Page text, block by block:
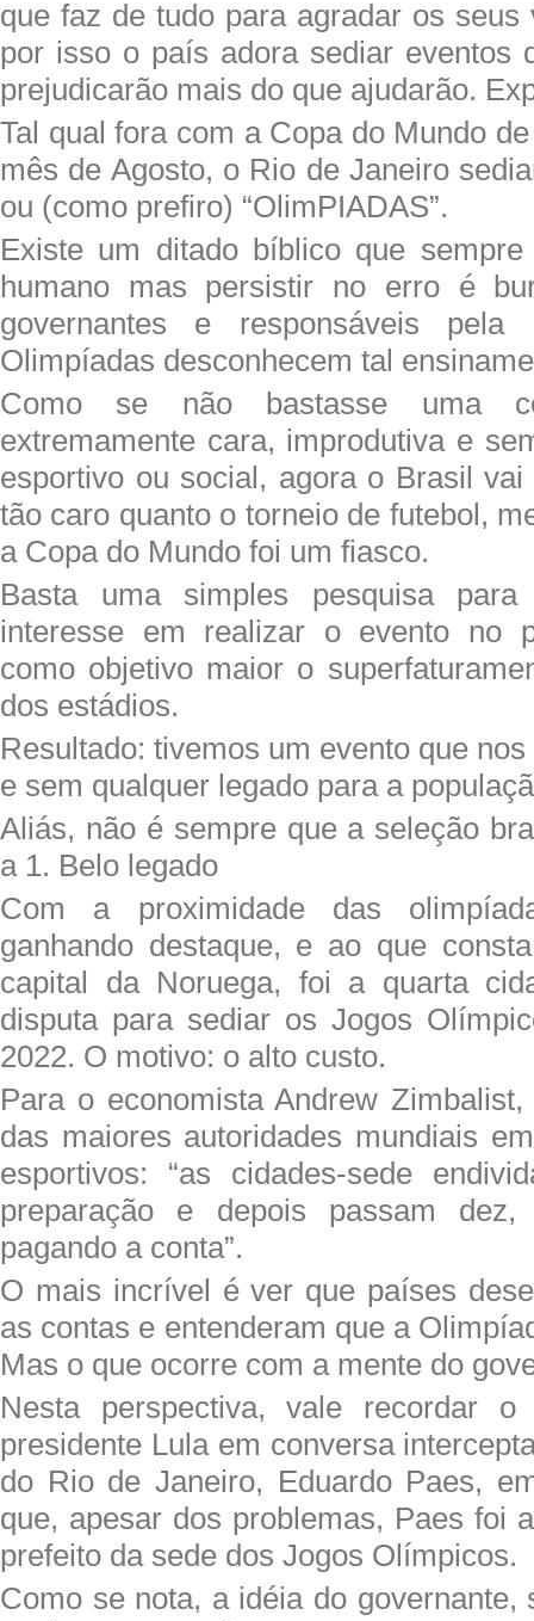
que faz de tudo para agradar os
por isso o país adora sediar eventos
prejudicarão mais do que ajudarão.
Tal qual fora com a Copa do Mundo
mês de Agosto, o Rio de Janeiro
ou (como prefiro) “OlimPIADAS”.
Existe um ditado bíblico que sempre
humano mas persistir no erro é
governantes e responsáveis pela
Olimpíadas desconhecem tal
Como se não bastasse uma
extremamente cara, improdutiva e
esportivo ou social, agora o Brasil
tão caro quanto o torneio de futebol,
a Copa do Mundo foi um fiasco.
Basta uma simples pesquisa
interesse em realizar o evento no
como objetivo maior o
dos estádios.
Resultado: tivemos um evento que
e sem qualquer legado para a
Aliás, não é sempre que a seleção
a 1. Belo legado
Com a proximidade das
ganhando destaque, e ao que
capital da Noruega, foi a quarta
disputa para sediar os Jogos
2022. O motivo: o alto custo.
Para o economista Andrew
das maiores autoridades mundiais
esportivos: “as cidades-sede
preparação e depois passam
pagando a conta”.
O mais incrível é ver que países
as contas e entenderam que a
Mas o que ocorre com a mente do
Nesta perspectiva, vale recordar
presidente Lula em conversa
do Rio de Janeiro, Eduardo Paes,
que, apesar dos problemas, Paes foi
prefeito da sede dos Jogos Olímpicos.
Como se nota, a idéia do governante,